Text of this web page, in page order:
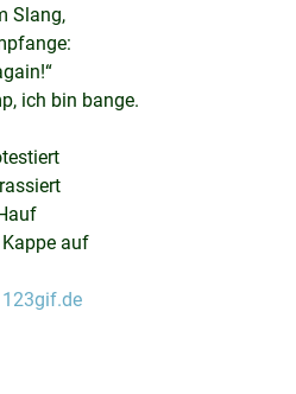
Slang,
ich bin bange.
auf